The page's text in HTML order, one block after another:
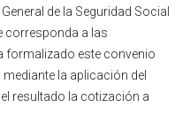
de la Seguridad Social
corresponda a las
formalizado este convenio
la aplicación del
resultado la cotización a